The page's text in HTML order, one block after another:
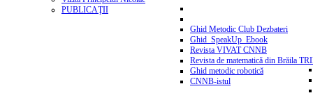
PUBLICAŢII
Ghid Metodic Club Dezbateri
Ghid_SpeakUp_Ebook
Revista VIVAT CNNB
Revista de matematică din Brăila
Ghid metodic robotică
CNNB-istul